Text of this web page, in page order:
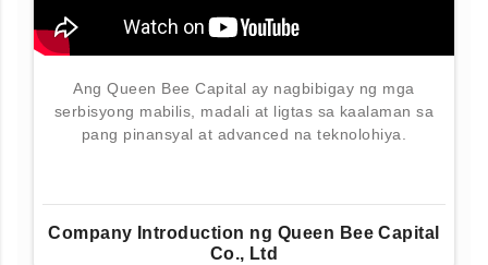
Ang Queen Bee Capital ay nagbibigay ng mga
serbisyong mabilis, madali at ligtas sa kaalaman sa
pang pinansyal at advanced na teknolohiya.
Company Introduction ng Queen Bee Capital
Co., Ltd